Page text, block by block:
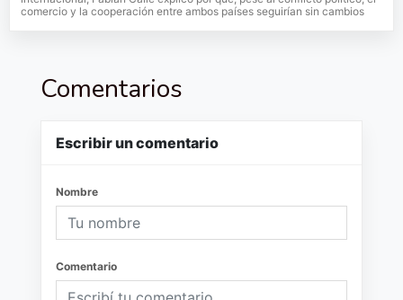
comercio y la cooperación entre ambos países seguirían sin cambios
Comentarios
Escribir un comentario
Nombre
Comentario